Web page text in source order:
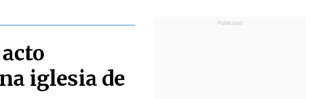
iglesia de